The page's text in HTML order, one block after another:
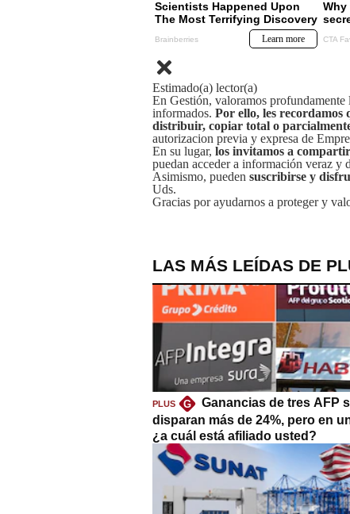
Estimado(a) lector(a)
En Gestión, valoramos
informados. Por ello, les
distribuir, copiar total o
autorizacion previa y expresa de
En su lugar, los invitamos a
puedan acceder a información veraz y
Asimismo, pueden suscribirse y
Uds.
Gracias por ayudarnos a proteger y
LAS MÁS LEÍDAS DE
PLUS G
Ganancias de tres AFP
disparan más de 24%, pero en
¿a cuál está afiliado usted?